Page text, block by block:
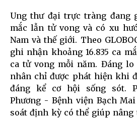
Ung thư đại trực tràng đang
mắc lẫn tử vong và có xu
Nam và thế giới. Theo
ghi nhận khoảng 16.835 ca
ca tử vong mỗi năm. Đáng lo
nhân chỉ được phát hiện khi
đáng kể cơ hội sống sót.
Phương - Bệnh viện Bạch
soát định kỳ có thể giúp